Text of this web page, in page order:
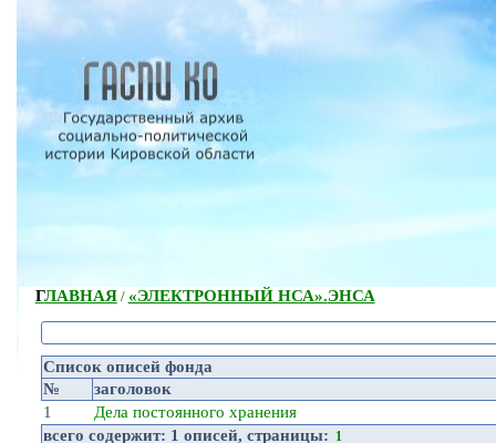
ГЛАВНАЯ/ «ЭЛЕКТРОННЫЙ НСА».ЭНСА
Список описей фонда
№
заголовок
1
Дела постоянного хранения
всего содержит: 1 описей, страницы: 1